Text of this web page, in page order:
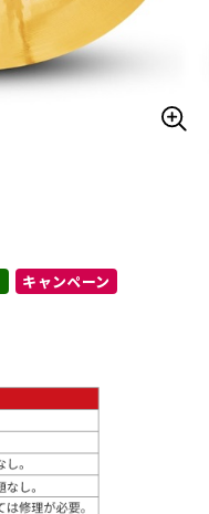
エフェクター
ヴィンテージ
キャンペーン